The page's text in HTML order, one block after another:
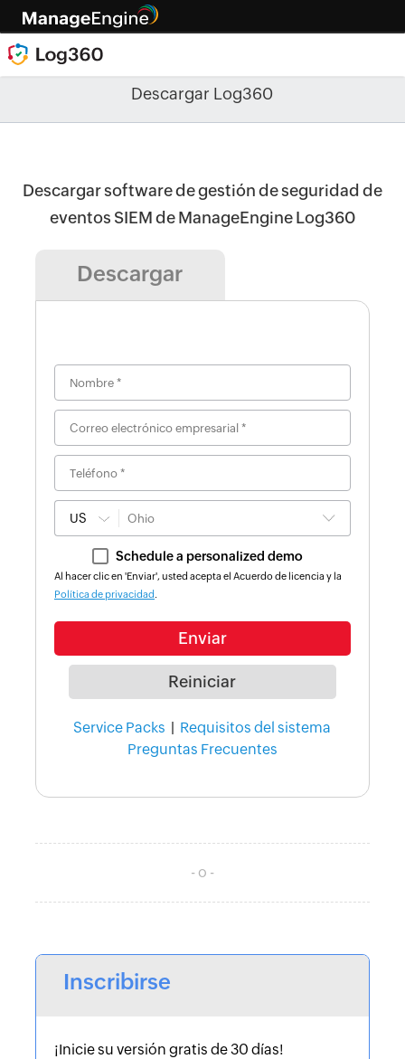
Descargar Log360
Descargar software de gestión de seguridad de
eventos SIEM de ManageEngine Log360
Descargar
US
Schedule a personalized demo
Al hacer clic en 'Enviar', usted acepta el Acuerdo de licencia y la
Política de privacidad
Service Packs | Requisitos del sistema
Preguntas Frecuentes
- o -
Inscribirse
¡Inicie su versión gratis de 30 días!